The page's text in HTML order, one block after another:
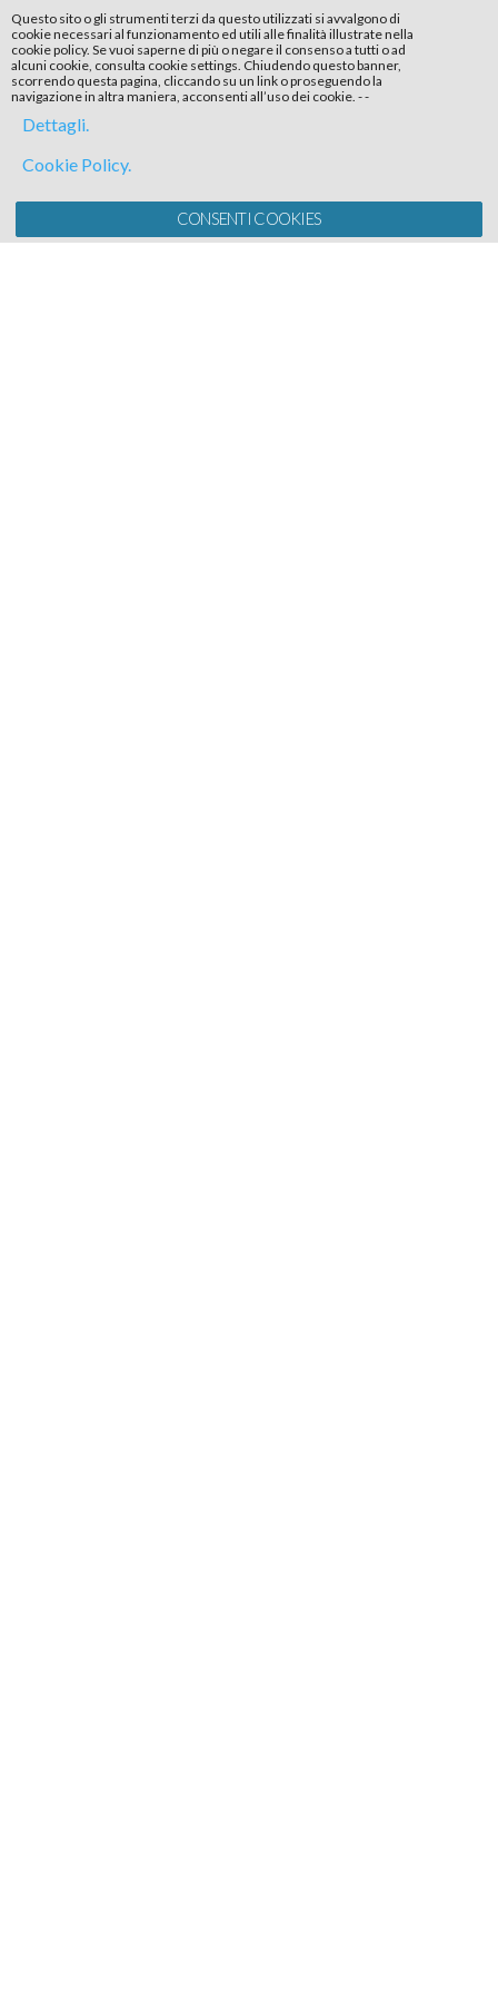
Questo sito o gli strumenti terzi da questo utilizzati si avvalgono di
cookie necessari al funzionamento ed utili alle finalità illustrate nella
cookie policy. Se vuoi saperne di più o negare il consenso a tutti o ad
alcuni cookie, consulta cookie settings. Chiudendo questo banner,
scorrendo questa pagina, cliccando su un link o proseguendo la
navigazione in altra maniera, acconsenti all’uso dei cookie. -
Dettagli.
-
Cookie Policy.
CONSENTI COOKIES